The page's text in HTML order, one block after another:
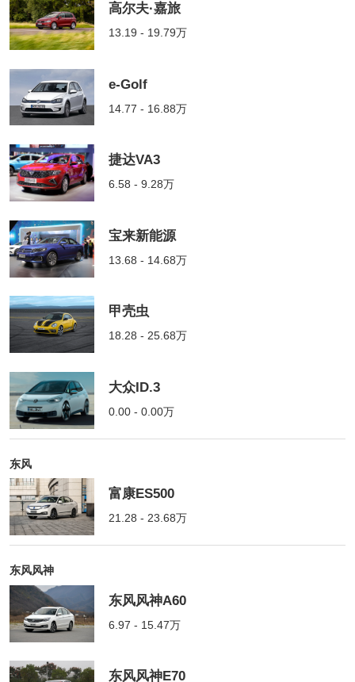
高尔夫·嘉旅
13.19 - 19.79万
e-Golf
14.77 - 16.88万
捷达VA3
6.58 - 9.28万
宝来新能源
13.68 - 14.68万
甲壳虫
18.28 - 25.68万
大众ID.3
0.00 - 0.00万
东风
富康ES500
21.28 - 23.68万
东风风神
东风风神A60
6.97 - 15.47万
东风风神E70